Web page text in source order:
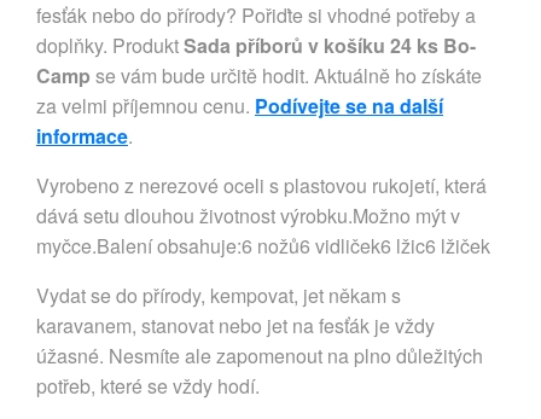
fesťák nebo do přírody? Pořiďte si vhodné potřeby a
doplňky. ProduktSada příborů v košíku 24 ks Bo-
Camp se vám bude určitě hodit. Aktuálně ho získáte
za velmi příjemnou cenu. Podívejte se na další
informace.
Vyrobeno z nerezové oceli s plastovou rukojetí, která
dává setu dlouhou životnost výrobku.Možno mýt v
myčce.Balení obsahuje:6 nožů6 vidliček6 lžic6 lžiček
Vydat se do přírody, kempovat, jet někam s
karavanem, stanovat nebo jet na fesťák je vždy
úžasné. Nesmíte ale zapomenout na plno důležitých
potřeb, které se vždy hodí.